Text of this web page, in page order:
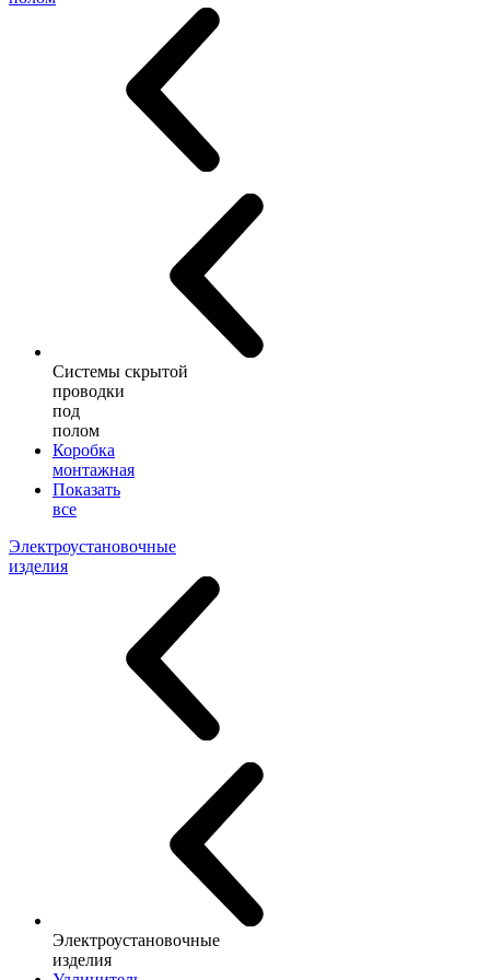
Системы скрытой
проводки
под
полом
Коробка
монтажная
Показать
все
Электроустановочные
изделия
Электроустановочные
изделия